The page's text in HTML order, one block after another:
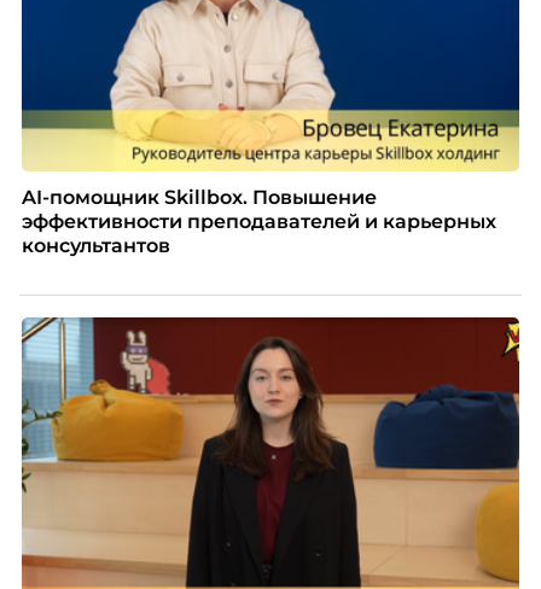
AI-помощник Skillbox. Повышение
эффективности преподавателей и карьерных
консультантов